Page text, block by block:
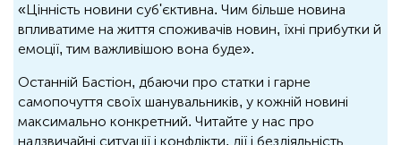
«Цінність новини суб'єктивна. Чим більше новина
впливатиме на життя споживачів новин, їхні прибутки й
емоції, тим важливішою вона буде».
Останній Бастіон, дбаючи про статки і гарне
самопочуття своїх шанувальників, у кожній новині
максимально конкретний. Читайте у нас про
надзвичайні ситуації і конфлікти, дії і бездіяльність